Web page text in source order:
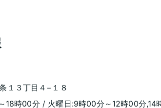
１３丁目４−１８
18時00分 / 火曜日:9時00分～12時00分